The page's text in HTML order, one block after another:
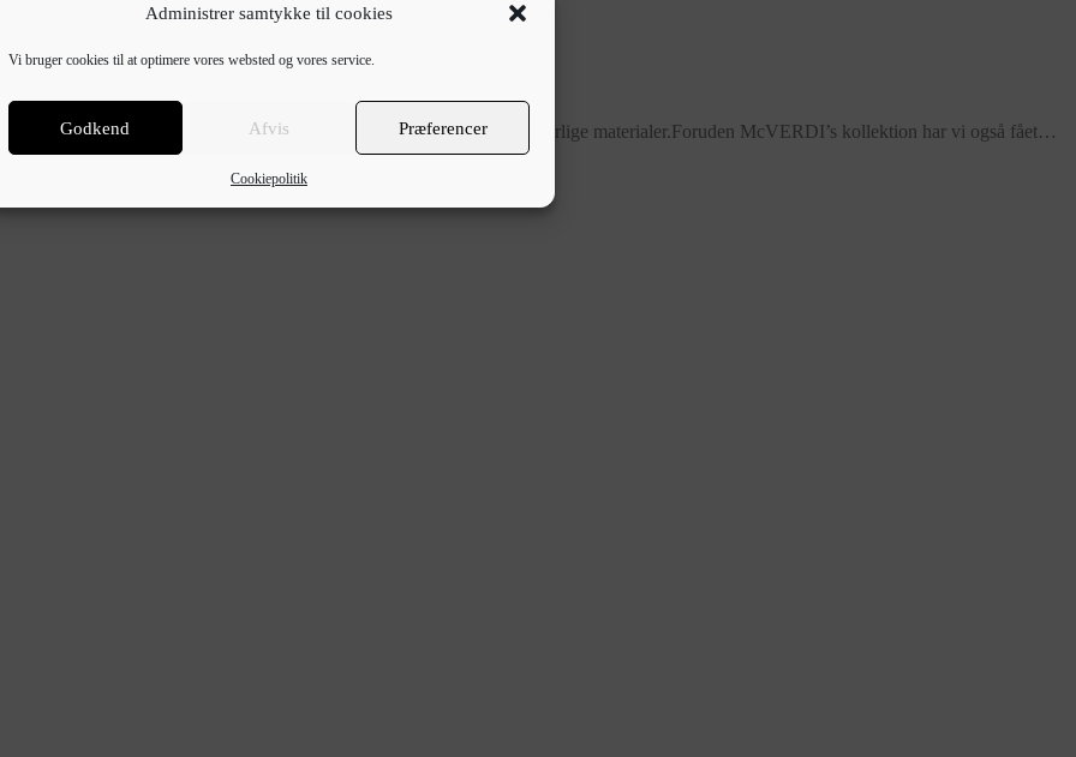
Administrer samtykke til cookies
Vi bruger cookies til at optimere vores websted og vores service.
Godkend Afvis Præferencer
Cookiepolitik
ind og bliv i godt humør af de indbydende sommerfarver og vidunderlige materialer.Foruden McVERDI’s kollektion har vi også fået…